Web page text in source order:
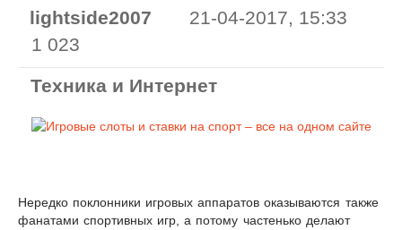
lightside2007
21-04-2017, 15:33
1 023
Техника и Интернет
Нередко поклонники игровых аппаратов оказываются также
фанатами спортивных игр, а потому частенько делают